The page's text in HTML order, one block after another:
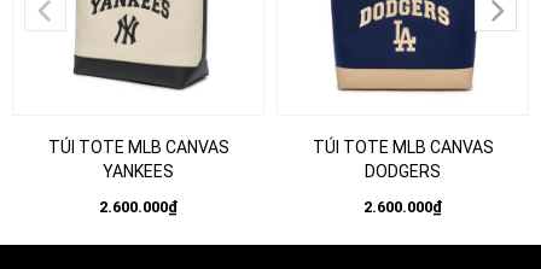
TÚI TOTE MLB CANVAS
YANKEES
2.600.000₫
TÚI TOTE MLB CANVAS
DODGERS
2.600.000₫